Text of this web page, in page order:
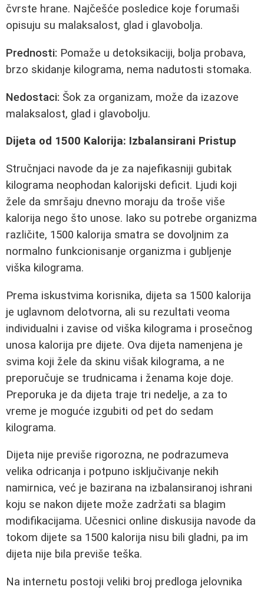
čvrste hrane. Najčešće posledice koje forumaši
opisuju su malaksalost, glad i glavobolja.
Prednosti: Pomaže u detoksikaciji, bolja probava,
brzo skidanje kilograma, nema nadutosti stomaka.
Nedostaci: Šok za organizam, može da izazove
malaksalost, glad i glavobolju.
Dijeta od 1500 Kalorija: Izbalansirani Pristup
Stručnjaci navode da je za najefikasniji gubitak
kilograma neophodan kalorijski deficit. Ljudi koji
žele da smršaju dnevno moraju da troše više
kalorija nego što unose. Iako su potrebe organizma
različite, 1500 kalorija smatra se dovoljnim za
normalno funkcionisanje organizma i gubljenje
viška kilograma.
Prema iskustvima korisnika, dijeta sa 1500 kalorija
je uglavnom delotvorna, ali su rezultati veoma
individualni i zavise od viška kilograma i prosečnog
unosa kalorija pre dijete. Ova dijeta namenjena je
svima koji žele da skinu višak kilograma, a ne
preporučuje se trudnicama i ženama koje doje.
Preporuka je da dijeta traje tri nedelje, a za to
vreme je moguće izgubiti od pet do sedam
kilograma.
Dijeta nije previše rigorozna, ne podrazumeva
velika odricanja i potpuno isključivanje nekih
namirnica, već je bazirana na izbalansiranoj ishrani
koju se nakon dijete može zadržati sa blagim
modifikacijama. Učesnici online diskusija navode da
tokom dijete sa 1500 kalorija nisu bili gladni, pa im
dijeta nije bila previše teška.
Na internetu postoji veliki broj predloga jelovnika